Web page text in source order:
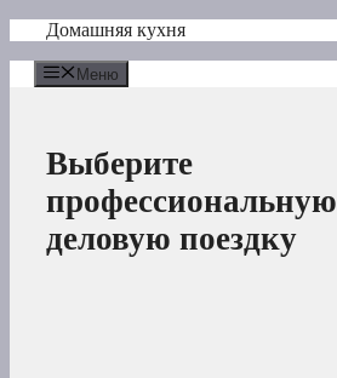
Перейти
содержимому
Домашняя кухня
Меню
Выберите
профессиональную
деловую поездку